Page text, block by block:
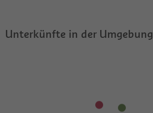
Unterkünfte in der Umgebung